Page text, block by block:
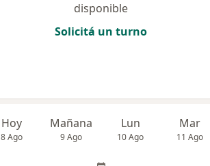
disponible
Solicitá un turno
Hoy
8 Ago
Mañana
9 Ago
Lun
10 Ago
Mar
11 Ago